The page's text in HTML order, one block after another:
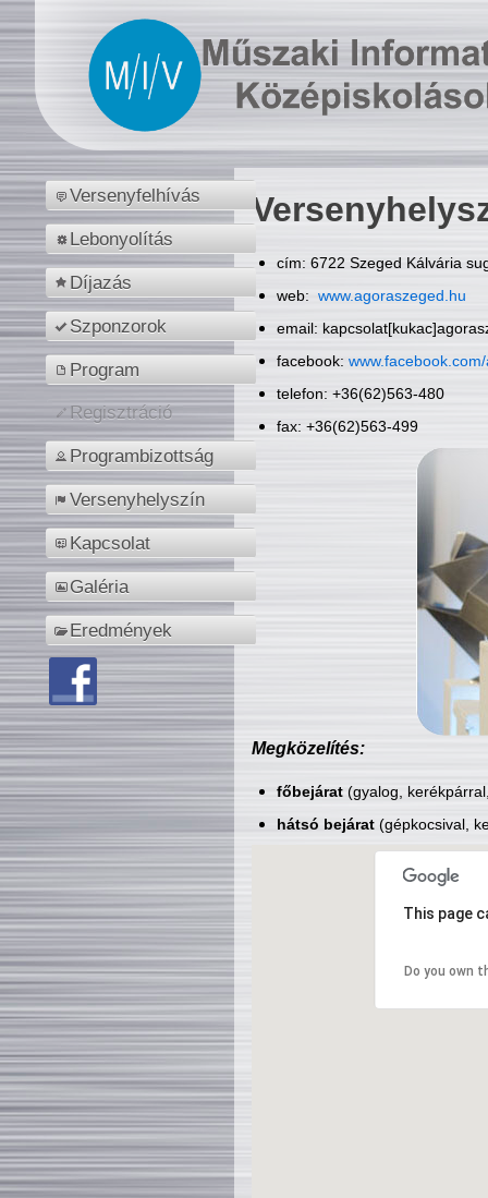
Versenyfelhívás
Lebonyolítás
Díjazás
Szponzorok
Program
Regisztráció
Programbizottság
Versenyhelyszín
Kapcsolat
Galéria
Eredmények
cím: 6722 Szeged Kálvária
web: www.agoraszeged.hu
email:
facebook:
telefon: +36(62)563-480
fax: +36(62)563-499
Megközelítés:
főbejárat(gyalog,
hátsó bejárat(gépkocsival,
This page
Do you own